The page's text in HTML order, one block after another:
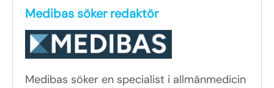
Medibas söker redaktör
Medibas söker en specialist i allmänmedicin